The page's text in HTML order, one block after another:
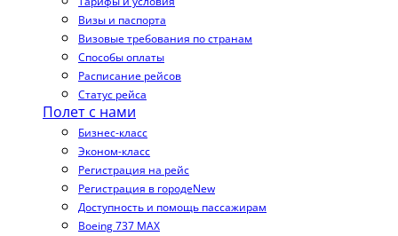
Визы и паспорта
Визовые требования по странам
Способы оплаты
Расписание рейсов
Статус рейса
Полет с нами
Бизнес-класс
Эконом-класс
Регистрация на рейс
Регистрация в городеNew
Доступность и помощь пассажирам
Boeing 737 MAX